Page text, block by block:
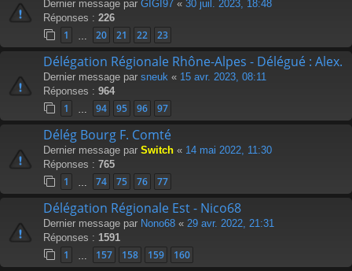
Dernier message par GIGI97 « 30 juil. 2023, 18:48
Réponses : 226
1 20 21 22 23
Délégation Régionale Rhône-Alpes - Délégué : Alex.
Dernier message par sneuk « 15 avr. 2023, 08:11
Réponses : 964
1 94 95 96 97
Délég Bourg F. Comté
Dernier message par Switch « 14 mai 2022, 11:30
Réponses : 765
1 74 75 76 77
Délégation Régionale Est - Nico68
Dernier message par Nono68 « 29 avr. 2022, 21:31
Réponses : 1591
1 157 158 159 160